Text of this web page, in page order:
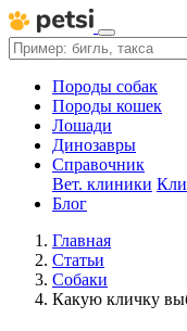
Породы собак
Породы кошек
Лошади
Динозавры
Справочник
Вет. клиники
Блог
Главная
Статьи
Собаки
Какую кличку